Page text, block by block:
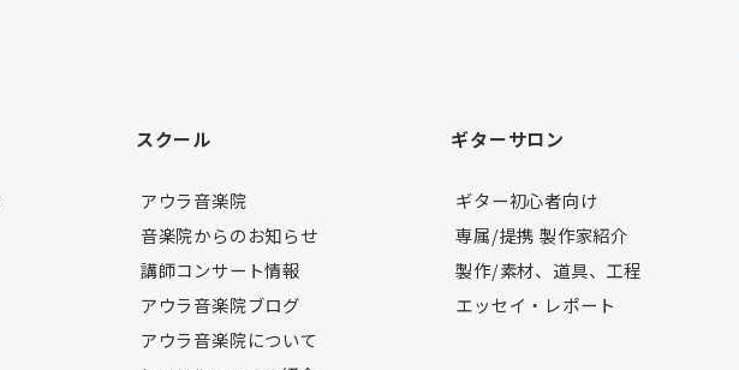
スクール
アウラ音楽院
音楽院からのお知らせ
講師コンサート情報
アウラ音楽院ブログ
アウラ音楽院について
ギターサロン
ギター初心者向け
専属/提携 製作家紹介
製作/素材、道具、工程
エッセイ・レポート